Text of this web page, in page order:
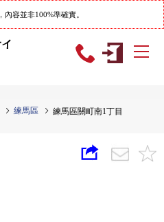
容並非100%準確實。
練馬區 練馬區關町南1丁目